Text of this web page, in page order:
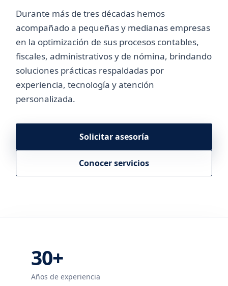
Durante más de tres décadas hemos
acompañado a pequeñas y medianas empresas
en la optimización de sus procesos contables,
fiscales, administrativos y de nómina, brindando
soluciones prácticas respaldadas por
experiencia, tecnología y atención
personalizada.
Solicitar asesoría
Conocer servicios
30+
Años de experiencia